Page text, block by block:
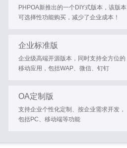
PHPOA新推出的一个DIY式版本，该版本
可选择性功能购买，减少了企业成本！
企业标准版
企业级高端开源版本，同时支持全方位的
移动应用，包括WAP、微信、钉钉
OA定制版
支持企业个性化定制、按企业需求开发，
包括PC、移动端等功能